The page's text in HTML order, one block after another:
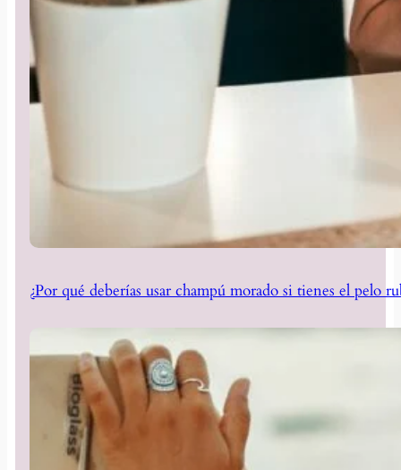
¿Por qué deberías usar champú morado si tienes el pelo